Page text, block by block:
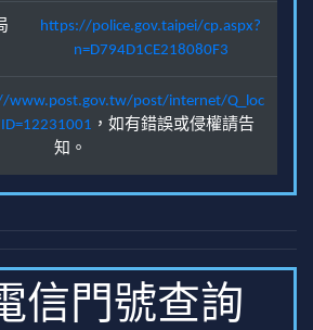
https://police.gov.taipei/cp.aspx?
n=D794D1CE218080F3
www.post.gov.tw/post/internet/Q_loc
，如有錯誤或侵權請告
知。
信門號查詢